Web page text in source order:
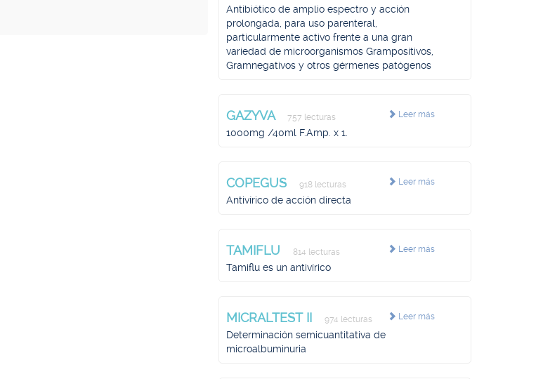
Antibiótico de amplio espectro y acción
prolongada, para uso parenteral,
particularmente activo frente a una gran
variedad de microorganismos Grampositivos,
Gramnegativos y otros gérmenes patógenos
Leer más
GAZYVA 757 lecturas
1000mg /40ml F.Amp. x 1.
Leer más
COPEGUS 918 lecturas
Antivírico de acción directa
Leer más
TAMIFLU 814 lecturas
Tamiflu es un antivírico
Leer más
MICRALTEST II 974 lecturas
Determinación semicuantitativa de
microalbuminuria